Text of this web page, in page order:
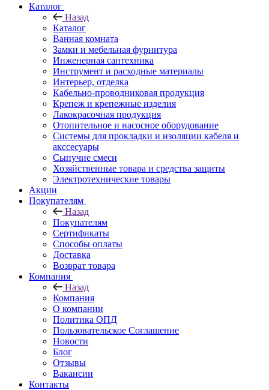
Каталог
Назад
Каталог
Ванная комната
Замки и мебельная фурнитура
Инженерная сантехника
Инструмент и расходные материалы
Интерьер, отделка
Кабельно-проводниковая продукция
Крепеж и крепежные изделия
Лакокрасочная продукция
Отопительное и насосное оборудование
Системы для прокладки и изоляции кабеля и
акссесуары
Сыпучие смеси
Хозяйственные товара и средства защиты
Электротехнические товары
Акции
Покупателям
Назад
Покупателям
Сертификаты
Способы оплаты
Доставка
Возврат товара
Компания
Назад
Компания
О компании
Политика ОПД
Пользовательское Соглашение
Новости
Блог
Отзывы
Вакансии
Контакты